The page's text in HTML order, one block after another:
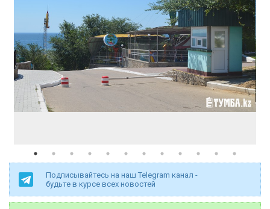
Подписывайтесь на наш Telegram канал -
будьте в курсе всех новостей